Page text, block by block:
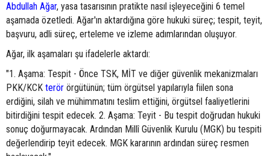
Abdullah Ağar, yasa tasarısının pratikte nasıl işleyeceğini 6 temel
aşamada özetledi. Ağar'ın aktardığına göre hukuki süreç; tespit, teyit,
başvuru, adli süreç, erteleme ve izleme adımlarından oluşuyor.
Ağar, ilk aşamaları şu ifadelerle aktardı:
"1. Aşama: Tespit - Önce TSK, MİT ve diğer güvenlik mekanizmaları
PKK/KCK terör örgütünün; tüm örgütsel yapılarıyla fiilen sona
erdiğini, silah ve mühimmatını teslim ettiğini, örgütsel faaliyetlerini
bitirdiğini tespit edecek. 2. Aşama: Teyit - Bu tespit doğrudan hukuki
sonuç doğurmayacak. Ardından Millî Güvenlik Kurulu (MGK) bu tespiti
değerlendirip teyit edecek. MGK kararının ardından süreç resmen